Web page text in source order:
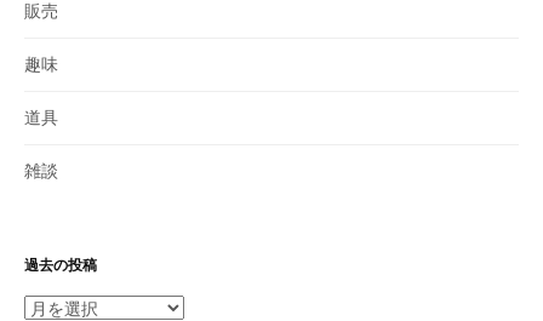
販売
趣味
道具
雑談
過去の投稿
過